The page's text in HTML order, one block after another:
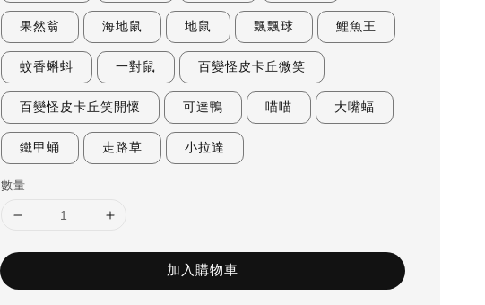
果然翁 海地鼠 地鼠 飄飄球 鯉魚王
蚊香蝌蚪 一對鼠 百變怪皮卡丘微笑
百變怪皮卡丘笑開懷 可達鴨 喵喵 大嘴蝠
鐵甲蛹 走路草 小拉達
數量
加入購物車